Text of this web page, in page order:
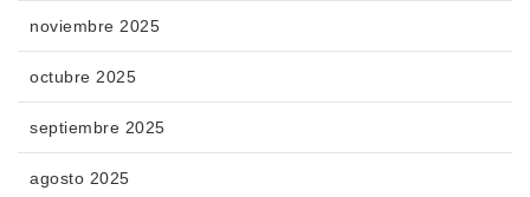
noviembre 2025
octubre 2025
septiembre 2025
agosto 2025